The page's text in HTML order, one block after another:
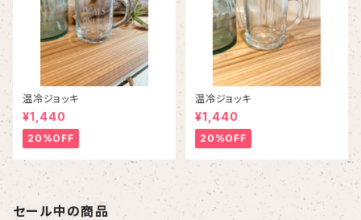
温冷ジョッキ
¥1,440
20%OFF
温冷ジョッキ
¥1,440
20%OFF
セール中の商品